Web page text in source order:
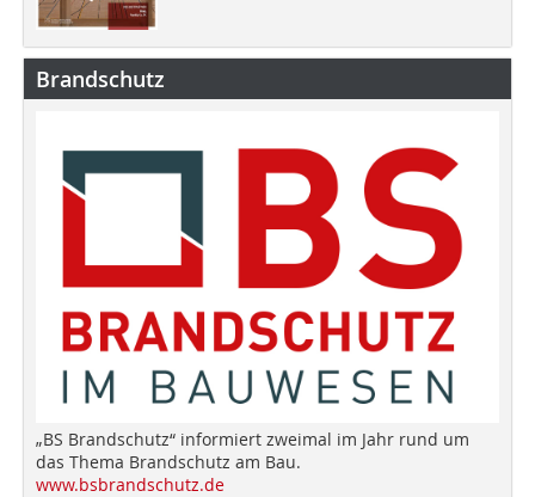
Brandschutz
„BS Brandschutz“ informiert zweimal im Jahr rund um
das Thema Brandschutz am Bau.
www.bsbrandschutz.de